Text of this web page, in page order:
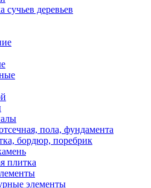
деревьев
пола, фундамента
бордюр, поребрик
плитка
элементы